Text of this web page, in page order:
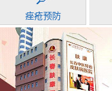
痤疮预防